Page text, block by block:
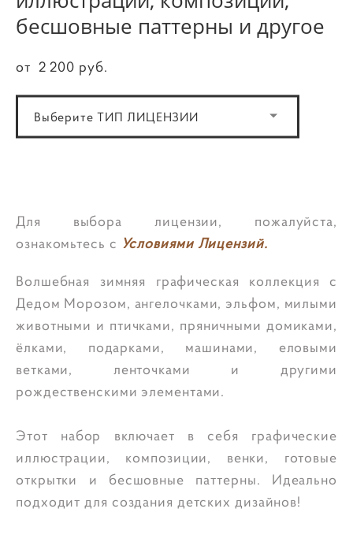
бесшовные паттерны и другое
от 2 200 pуб.
Выберите ТИП ЛИЦЕНЗИИ
Для выбора лицензии, пожалуйста,
ознакомьтесь с Условиями Лицензий.
Волшебная зимняя графическая коллекция с
Дедом Морозом, ангелочками, эльфом, милыми
животными и птичками, пряничными домиками,
ёлками, подарками, машинами, еловыми
ветками, ленточками и другими
рождественскими элементами.
Этот набор включает в себя графические
иллюстрации, композиции, венки, готовые
открытки и бесшовные паттерны. Идеально
подходит для создания детских дизайнов!